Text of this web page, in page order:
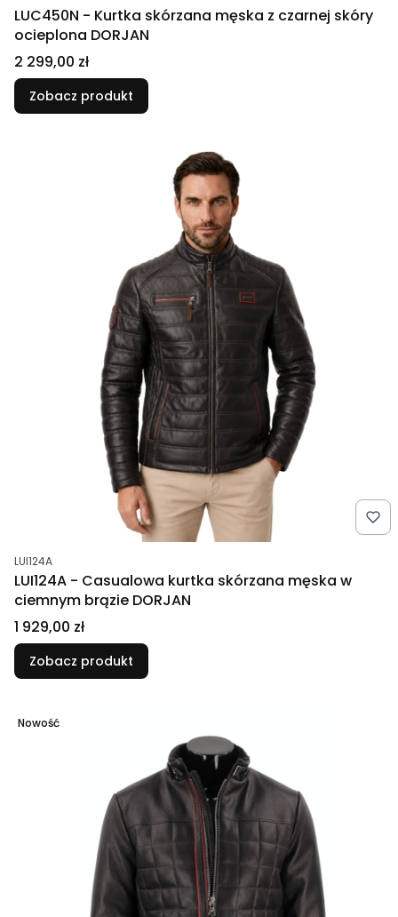
LUC450N - Kurtka skórzana męska z czarnej skóry
ocieplona DORJAN
Cena
2 299,00 zł
Zobacz produkt
Kod produktu
LUI124A
LUI124A - Casualowa kurtka skórzana męska w
ciemnym brązie DORJAN
Cena
1 929,00 zł
Zobacz produkt
Nowość